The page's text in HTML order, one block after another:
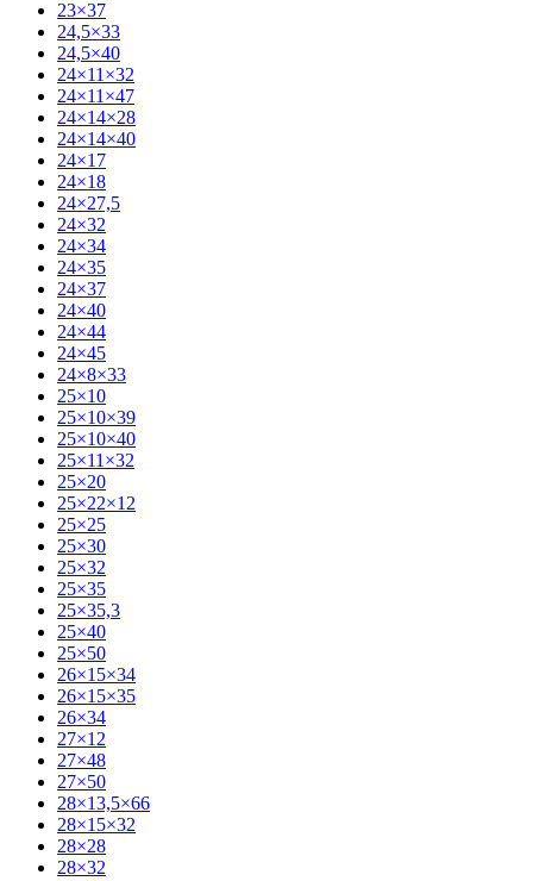
23×37
24,5×33
24,5×40
24×11×32
24×11×47
24×14×28
24×14×40
24×17
24×18
24×27,5
24×32
24×34
24×35
24×37
24×40
24×44
24×45
24×8×33
25×10
25×10×39
25×10×40
25×11×32
25×20
25×22×12
25×25
25×30
25×32
25×35
25×35,3
25×40
25×50
26×15×34
26×15×35
26×34
27×12
27×48
27×50
28×13,5×66
28×15×32
28×28
28×32